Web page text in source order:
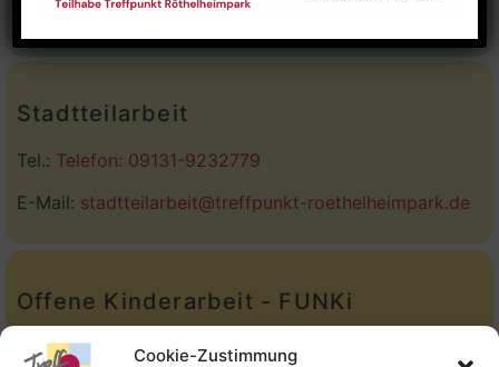
Cookie-Zustimmung
E-Mail:leitung@treffpunkt-roethelheimpark.de
Stadtteilarbeit
Tel.: Telefon: 09131-9232779
E-Mail: stadtteilarbeit@treffpunkt-roethelheimpark.de
Offene Kinderarbeit - FUNKi
Tel.:Telefon: 09131-610749